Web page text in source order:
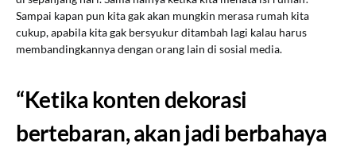
Sampai kapan pun kita gak akan mungkin merasa rumah kita
cukup, apabila kita gak bersyukur ditambah lagi kalau harus
membandingkannya dengan orang lain di sosial media.
“Ketika konten dekorasi
bertebaran, akan jadi berbahaya